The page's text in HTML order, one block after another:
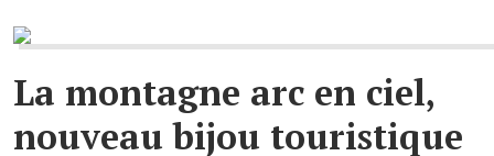
La montagne arc en ciel,
nouveau bijou touristique